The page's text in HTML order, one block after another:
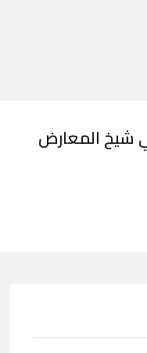
شيخ المعارض